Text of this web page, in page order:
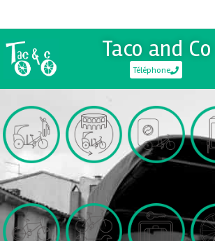
Taco and Co
Téléphone